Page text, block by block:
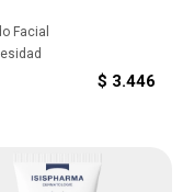
Facial
$ 3.446